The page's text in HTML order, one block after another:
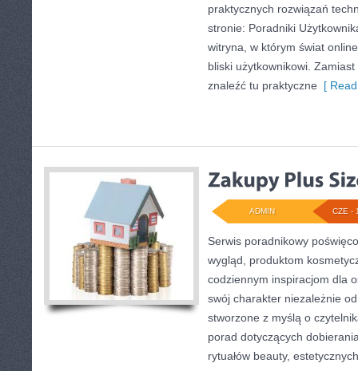
praktycznych rozwiązań
stronie: Poradniki
witryna, w którym świat
bliski użytkownikowi.
znaleźć tu praktyczne [
CZE -
ADMIN
Serwis poradnikowy
wygląd, produktom
codziennym inspiracjom dla
swój charakter niezależnie
stworzone z myślą o
porad dotyczących
rytuałów beauty,